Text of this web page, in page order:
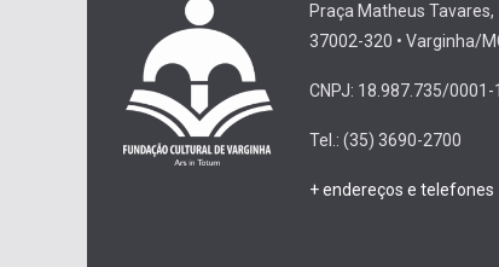
Praça Matheus
37002-320 • Varginha/
CNPJ: 18.987.735/0001-
Tel.: (35) 3690-2700
+ endereços e telefones